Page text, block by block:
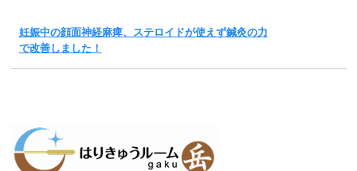
妊娠中の顔面神経麻痺、ステロイドが使えず鍼灸の力
で改善しました！